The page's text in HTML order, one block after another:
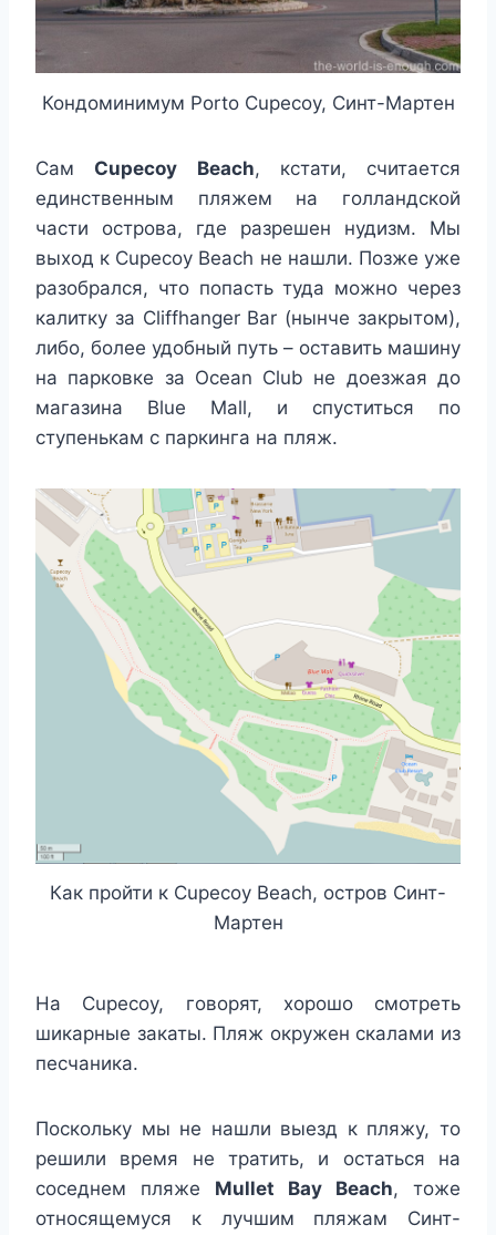
Кондоминимум Porto Cupecoy, Синт-Мартен
Сам Cupecoy Beach, кстати, считается
единственным пляжем на голландской
части острова, где разрешен нудизм. Мы
выход к Cupecoy Beach не нашли. Позже уже
разобрался, что попасть туда можно через
калитку за Cliffhanger Bar (нынче закрытом),
либо, более удобный путь – оставить машину
на парковке за Ocean Club не доезжая до
магазина Blue Mall, и спуститься по
ступенькам с паркинга на пляж.
Как пройти к Cupecoy Beach, остров Синт-
Мартен
На Cupecoy, говорят, хорошо смотреть
шикарные закаты. Пляж окружен скалами из
песчаника.
Поскольку мы не нашли выезд к пляжу, то
решили время не тратить, и остаться на
соседнем пляже Mullet Bay Beach, тоже
относящемуся к лучшим пляжам Синт-